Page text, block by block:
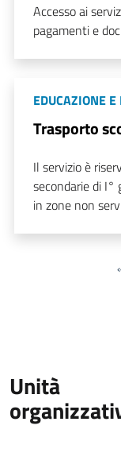
Accesso ai
pagamenti e
EDUCAZIONE
Trasporto
Il servizio è
secondarie di I°
in zone non
Unità